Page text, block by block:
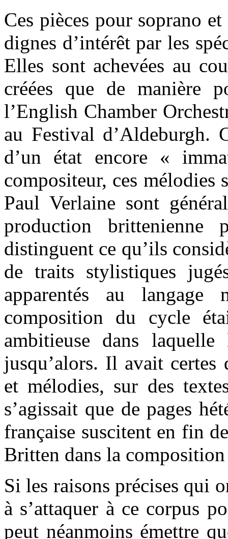
Ces pièces pour soprano et
dignes d’intérêt par les
Elles sont achevées au
créées que de manière
l’English Chamber
au Festival d’Aldeburgh.
d’un état encore «
compositeur, ces mélodies
Paul Verlaine sont
production brittenienne
distinguent ce qu’ils
de traits stylistiques
apparentés au
composition du cycle
ambitieuse dans
jusqu’alors. Il avait certes
et mélodies, sur des
s’agissait que de pages
française suscitent en fin
Britten dans la
Si les raisons précises qui
à s’attaquer à ce corpus
peut néanmoins émettre